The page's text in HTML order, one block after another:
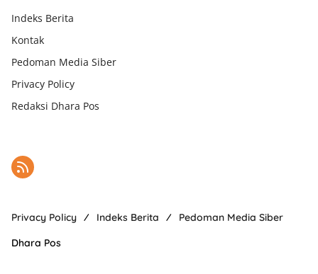
Indeks Berita
Kontak
Pedoman Media Siber
Privacy Policy
Redaksi Dhara Pos
Privacy Policy Indeks Berita
Pedoman Media Siber
Dhara Pos